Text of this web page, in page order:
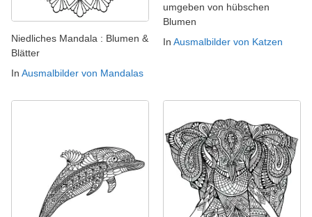
Niedliches Mandala : Blumen &
Blätter
In Ausmalbilder von Mandalas
umgeben von hübschen
Blumen
In Ausmalbilder von Katzen